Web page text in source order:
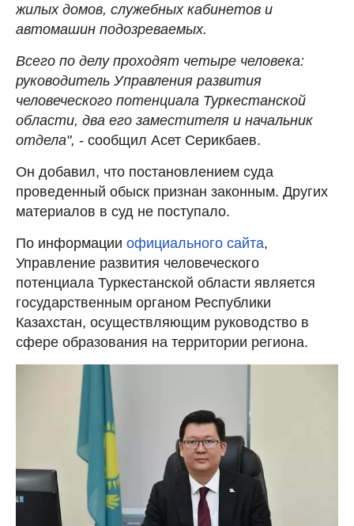
жилых домов, служебных кабинетов и
автомашин подозреваемых.
Всего по делу проходят четыре человека:
руководитель Управления развития
человеческого потенциала Туркестанской
области, два его заместителя и начальник
отдела", - сообщил Асет Серикбаев.
Он добавил, что постановлением суда
проведенный обыск признан законным. Других
материалов в суд не поступало.
По информации официального сайта,
Управление развития человеческого
потенциала Туркестанской области является
государственным органом Республики
Казахстан, осуществляющим руководство в
сфере образования на территории региона.